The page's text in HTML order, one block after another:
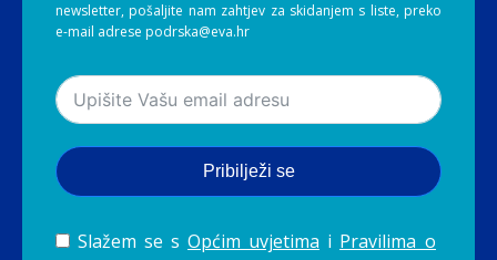
newsletter, pošaljite nam zahtjev za skidanjem s liste, preko
e-mail adrese podrska@eva.hr
Pribilježi se
Slažem se s Općim uvjetima i Pravilima o